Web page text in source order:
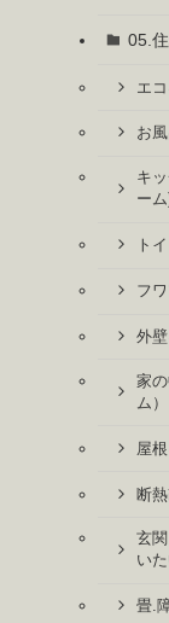
05.
エ
お
キ
ー
ト
フ
外
家
ム）
屋
断
玄
い
畳.